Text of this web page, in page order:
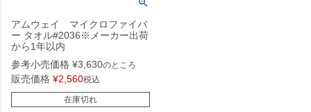
アムウェイ マイクロファイバ
ー タオル#2036※メーカー出荷
から1年以内
参考小売価格 ¥3,630のところ
販売価格 ¥2,560税込
在庫切れ